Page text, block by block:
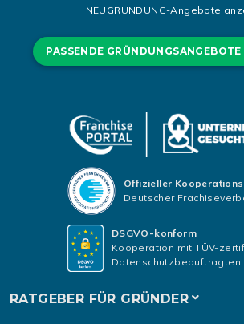
NEUGRÜNDUNG-Angebote
PASSENDE GRÜNDUNGSANGEBOTE
Offizieller
Deutscher
DSGVO-konform
Kooperation mit TÜV-
Datenschutzbeauftragten
RATGEBER FÜR GRÜNDER